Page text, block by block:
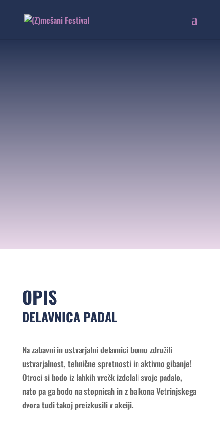
OPIS
DELAVNICA PADAL
Na zabavni in ustvarjalni delavnici bomo združili
ustvarjalnost, tehnične spretnosti in aktivno gibanje!
Otroci si bodo iz lahkih vrečk izdelali svoje padalo,
nato pa ga bodo na stopnicah in z balkona Vetrinjskega
dvora tudi takoj preizkusili v akciji.